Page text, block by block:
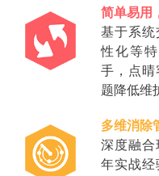
简单易用
基于系统
性化等
手，点晴
题降低维
多维消除
深度融合
年实战经